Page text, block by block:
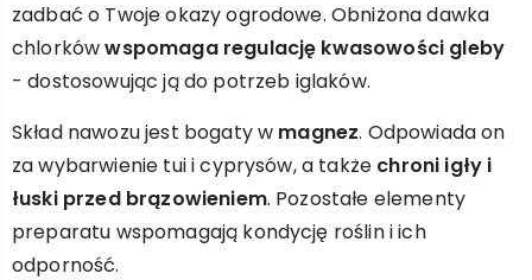
zadbać o Twoje okazy ogrodowe. Obniżona dawka
chlorkówwspomaga regulację kwasowości gleby
- dostosowując ją do potrzeb iglaków.
Skład nawozu jest bogaty w magnez. Odpowiada on
za wybarwienie tui i cyprysów, a także chroni igły i
łuski przed brązowieniem. Pozostałe elementy
preparatu wspomagają kondycję roślin i ich
odporność.